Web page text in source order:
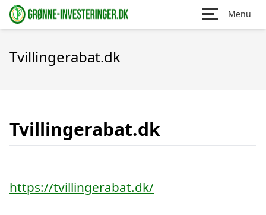
Menu
Tvillingerabat.dk
Tvillingerabat.dk
https://tvillingerabat.dk/